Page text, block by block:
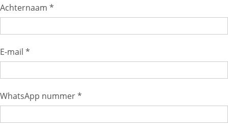
Achternaam *
E-mail *
WhatsApp nummer *